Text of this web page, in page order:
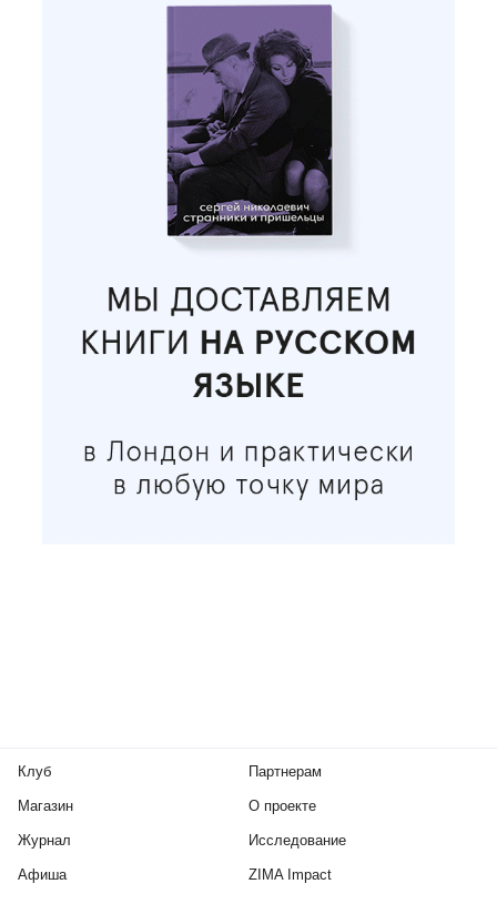
Клуб
Магазин
Журнал
Афиша
Партнерам
О проекте
Исследование
ZIMA Impact